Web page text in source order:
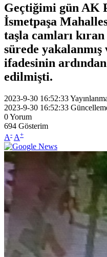
Geçtiğimi gün AK
İsmetpaşa
taşla camları
sürede
ifadesinin
edilmişti.
2023-9-30 16:52:33
2023-9-30 16:52:33
0Yorum
694 Gösterim
A- A+